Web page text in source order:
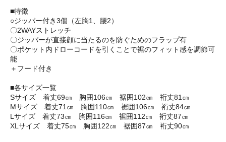
■特徴
○ジッパー付き3個（左胸1、腰2）
〇2WAYストレッチ
〇ジッパーが直接顔に当たるのを防ぐためのフラップ有
〇ポケット内ドローコードを引くことで裾のフィット感を調節可
能
＋フード付き
■各サイズ一覧
Sサイズ 着丈69㎝ 胸囲106㎝ 裾囲102㎝ 裄丈81㎝
Mサイズ 着丈71㎝ 胸囲110㎝ 裾囲106㎝ 裄丈84㎝
Lサイズ 着丈73㎝ 胸囲116㎝ 裾囲112㎝ 裄丈87㎝
XLサイズ 着丈75㎝ 胸囲122㎝ 裾囲87㎝ 裄丈90㎝